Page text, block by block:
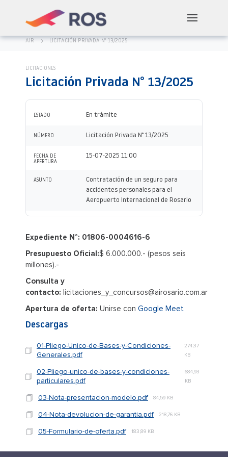
AIR LICITACIÓN PRIVADA N° 13/2025
LICITACIONES
Licitación Privada N° 13/2025
ESTADO En trámite
NÚMERO Licitación Privada N° 13/2025
FECHA DE
APERTURA
15-07-2025 11:00
ASUNTO
Contratación de un seguro para
accidentes personales para el
Aeropuerto Internacional de Rosario
Expediente N°: 01806-0004616-6
Presupuesto Oficial:$ 6.000.000.- (pesos seis
millones).-
Consulta y
contacto: licitaciones_y_concursos@airosario.com.ar
Apertura de oferta: Unirse con Google Meet
Descargas
01-Pliego-Unico-de-Bases-y-Condiciones-
Generales.pdf
274,37
KB
02-Pliego-unico-de-bases-y-condiciones-
particulares.pdf
684,93
KB
03-Nota-presentacion-modelo.pdf 84,59 KB
04-Nota-devolucion-de-garantia.pdf 218,76 KB
05-Formulario-de-oferta.pdf 183,89 KB